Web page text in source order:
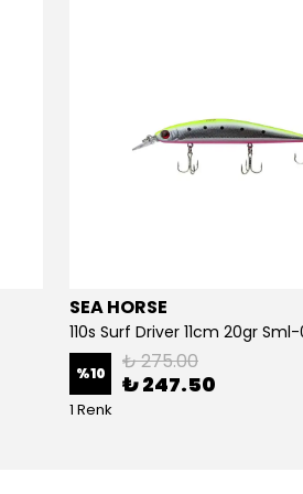
SEA HORSE
110s Surf Driver 11cm 20gr
%10 ₺ 275.00
₺ 247.50
1 Renk